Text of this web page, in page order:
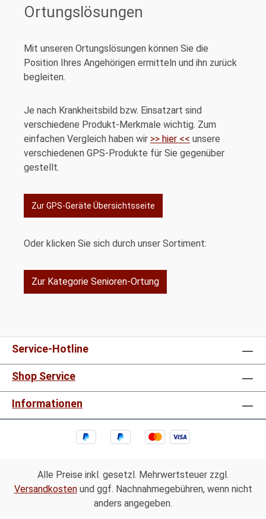
Ortungslösungen
Mit unseren Ortungslösungen können Sie die
Position Ihres Angehörigen ermitteln und ihn zurück
begleiten.
Je nach Krankheitsbild bzw. Einsatzart sind
verschiedene Produkt-Merkmale wichtig. Zum
einfachen Vergleich haben wir >> hier << unsere
verschiedenen GPS-Produkte für Sie gegenüber
gestellt.
Zur GPS-Geräte Übersichtsseite
Oder klicken Sie sich durch unser Sortiment:
Zur Kategorie Senioren-Ortung
Service-Hotline
Shop Service
Informationen
Alle Preise inkl. gesetzl. Mehrwertsteuer zzgl.
Versandkostenund ggf. Nachnahmegebühren, wenn nicht
anders angegeben.